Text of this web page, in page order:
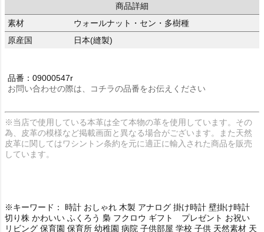
商品詳細
素材
ウォールナット・セン・多樹種
原産国
日本(縫製)
品番：09000547r
お問い合わせの際は、コチラの品番をお伝えください
※当店で使用している本革は全て本物の革を使用しています。その
為、皮革の模様など掲載画面と異なる場合がございます。また天然
皮革に関してはワシントン条約を元に適正に輸入された商品を販売
しています。
※キーワード： 時計 おしゃれ 木製 アナログ 掛け時計 壁掛け時計
切り株 かわいい ふくろう 梟 フクロウ ギフト プレゼント お祝い
リビング 保育園 保育所 幼稚園 病院 子供部屋 学校 子供 天然素材 天